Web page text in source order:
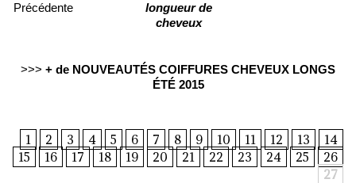
longueur de
cheveux
>>> + de NOUVEAUTÉS COIFFURES CHEVEUX LONGS
ÉTÉ 2015
1 2 3 4 5 6 7 8 9 10 11 12 13
14
15
16 17 18 19 20 21 22 23 24 25
26
27